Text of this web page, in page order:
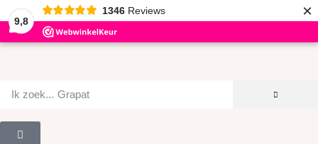
9,8
1346 Reviews ×
Ik zoek... Grapat